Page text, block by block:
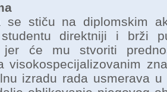
se stiču na diplomskim
studentu direktniji i brži
jer će mu stvoriti
visokospecijalizovanim
izradu rada usmerava